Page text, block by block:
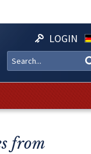
LOGIN
from